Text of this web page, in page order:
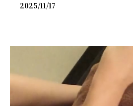
2025/11/17